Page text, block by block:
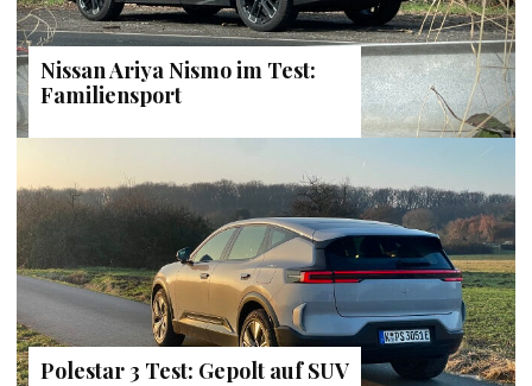
Nissan Ariya Nismo im Test:
Familiensport
Polestar 3 Test: Gepolt auf SUV